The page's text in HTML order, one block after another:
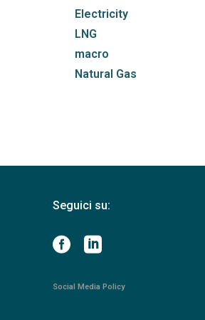
Electricity
LNG
macro
Natural Gas
Seguici su:
Social Media Policy